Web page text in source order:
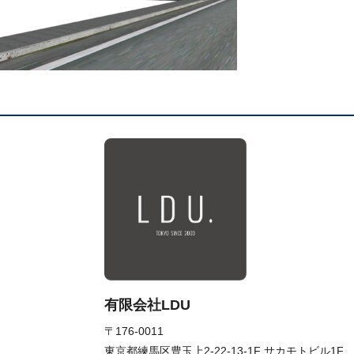
有限会社LDU
〒176-0011
東京都練馬区豊玉上2-22-13-1F サカモトビル1F